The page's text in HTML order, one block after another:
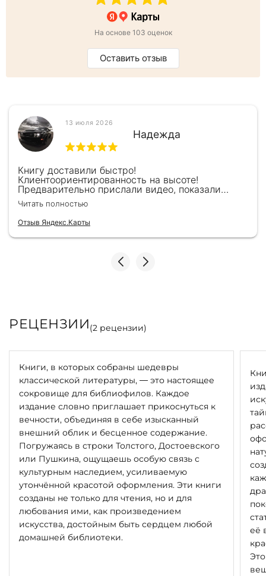
На основе 103 оценок
Оставить отзыв
13 июля 2026
Надежда
Книгу доставили быстро!
Клиентоориентированность на высоте!
Предварительно прислали видео, показали
книжку, быстро отправили и положили
подарочек) Спасибо!!!
Читать полностью
Отзыв Яндекс.Карты
РЕЦЕНЗИИ(2 рецензии)
Книги, в которых собраны шедевры
классической литературы, — это настоящее
сокровище для библиофилов. Каждое
издание словно приглашает прикоснуться к
вечности, объединяя в себе изысканный
внешний облик и бесценное содержание.
Погружаясь в строки Толстого, Достоевского
или Пушкина, ощущаешь особую связь с
культурным наследием, усиливаемую
утончённой красотой оформления. Эти книги
созданы не только для чтения, но и для
любования ими, как произведением
искусства, достойным быть сердцем любой
домашней библиотеки.
её